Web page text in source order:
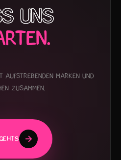
UNS
aufstrebenden Marken und
zusammen.